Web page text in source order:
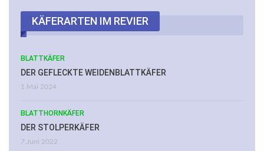
KÄFERARTEN IM REVIER
BLATTKÄFER
DER GEFLECKTE WEIDENBLATTKÄFER
1.Mai 2024
BLATTHORNKÄFER
DER STOLPERKÄFER
7.Juni 2022